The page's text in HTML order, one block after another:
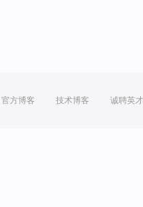
官方博客 技术博客 诚聘英才